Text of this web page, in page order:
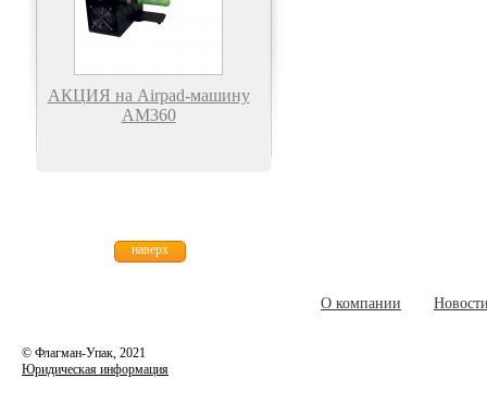
АКЦИЯ на Airpad-машину
АМ360
О компании
© Флагман-Упак, 2021
Юридическая информация
наверх